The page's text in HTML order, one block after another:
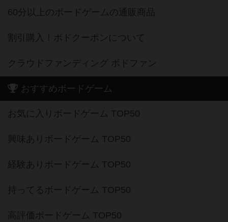
60分以上のボードゲームの通販商品
割引購入！ボドクーポンについて
クラウドファンディング ボドファン
おすすめボードゲーム
お気に入りボードゲーム TOP50
興味ありボードゲーム TOP50
経験ありボードゲーム TOP50
持ってるボードゲーム TOP50
高評価ボードゲーム TOP50